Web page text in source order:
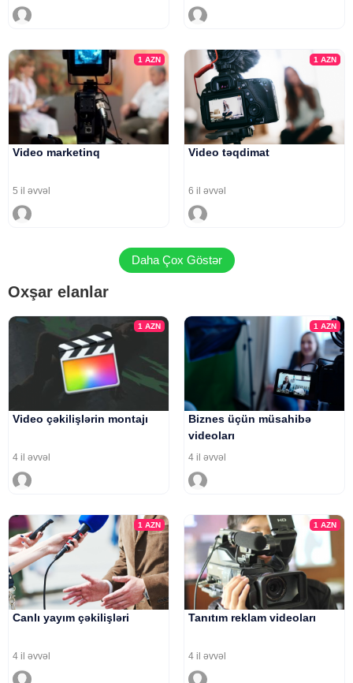
1AZN
Video marketinq
5 il əvvəl
1 AZN
Video təqdimat
6 il əvvəl
Daha Çox Göstər
Oxşar elanlar
1AZN
Video çəkilişlərin montajı
4 il əvvəl
1 AZN
Biznes üçün müsahibə
videoları
4 il əvvəl
1AZN
Canlı yayım çəkilişləri
4 il əvvəl
1 AZN
Tanıtım reklam videoları
4 il əvvəl